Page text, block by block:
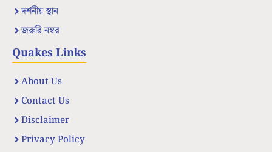
দর্শনীয় স্থান
জরুরি নম্বর
Quakes Links
About Us
Contact Us
Disclaimer
Privacy Policy